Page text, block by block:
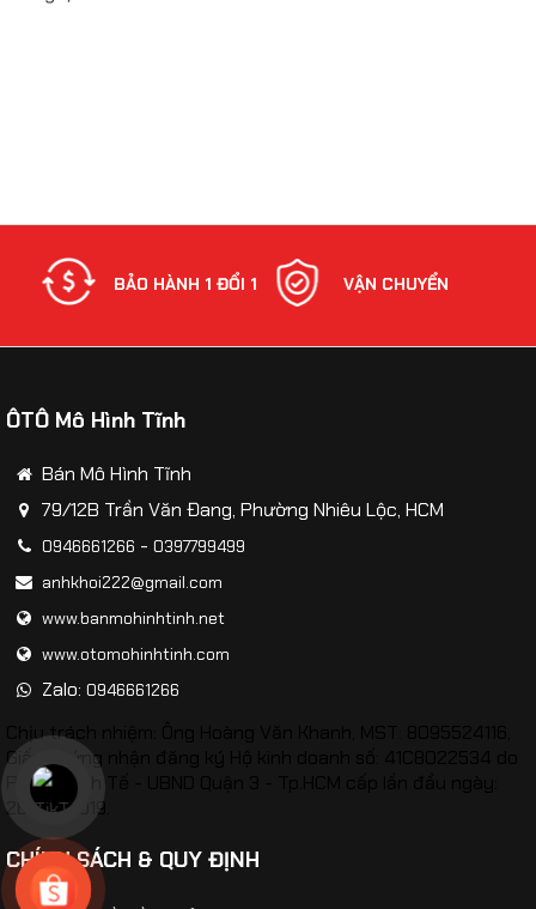
Mô hình Máy bay đồ chơi F-117 kim loại
Mô hình Máy bay đồ chơi F-117 kim loại
ÔTÔ Mô Hình Tĩnh
Bán Mô Hình Tĩnh
79/12B Trần Văn Đang, Phường Nhiêu Lộc, HCM
0946661266-
Zalo:
Chịu trách nhiệm: Ông Hoàng Văn Khanh, MST: 8095524116,
Giấy chứng nhận đăng ký Hộ kinh doanh số: 41C8022534 do
Phòng Kinh Tế - UBND Quận 3 - Tp.HCM cấp lần đầu ngày:
26/02/2019.